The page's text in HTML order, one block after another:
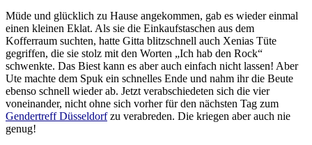
Müde und glücklich zu Hause angekommen, gab es wieder einmal
einen kleinen Eklat. Als sie die Einkaufstaschen aus dem
Kofferraum suchten, hatte Gitta blitzschnell auch Xenias Tüte
gegriffen, die sie stolz mit den Worten „Ich hab den Rock“
schwenkte. Das Biest kann es aber auch einfach nicht lassen! Aber
Ute machte dem Spuk ein schnelles Ende und nahm ihr die Beute
ebenso schnell wieder ab. Jetzt verabschiedeten sich die vier
voneinander, nicht ohne sich vorher für den nächsten Tag zum
Gendertreff Düsseldorfzu verabreden. Die kriegen aber auch nie
genug!